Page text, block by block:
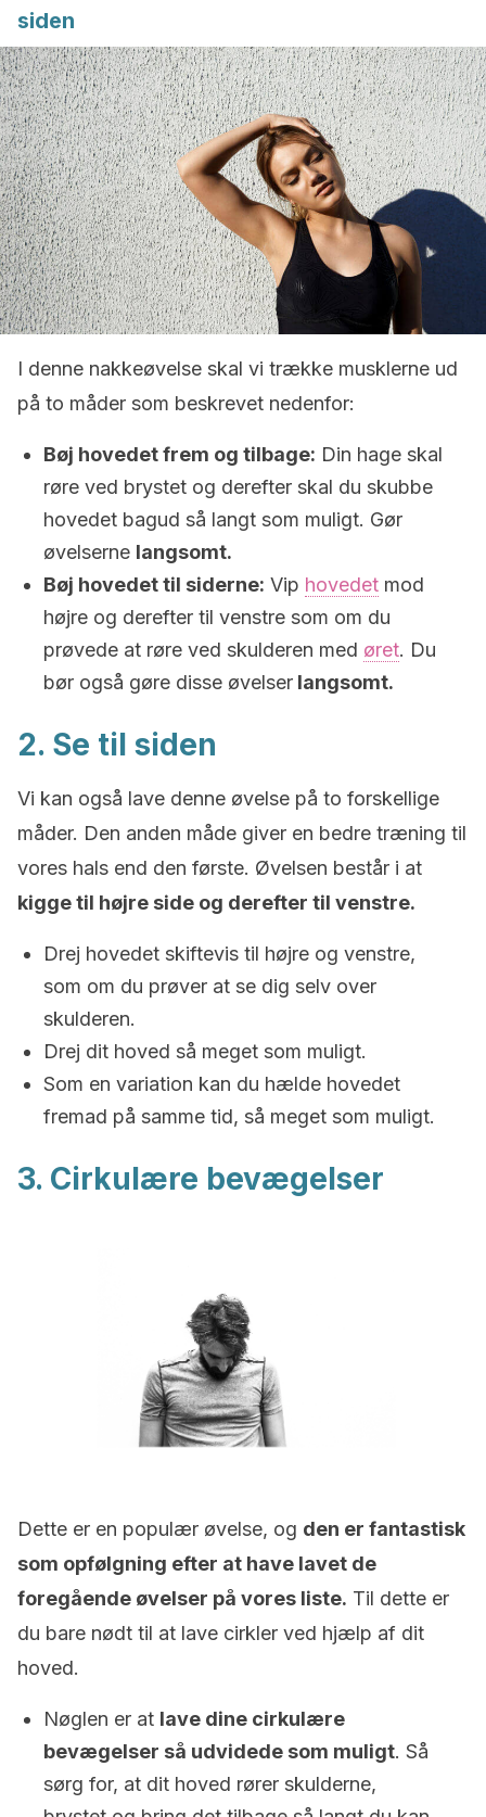
siden
I denne nakkeøvelse skal vi trække musklerne ud
på to måder som beskrevet nedenfor:
Bøj hovedet frem og tilbage: Din hage skal
røre ved brystet og derefter skal du skubbe
hovedet bagud så langt som muligt. Gør
øvelserne langsomt.
Bøj hovedet til siderne: Vip hovedet mod
højre og derefter til venstre som om du
prøvede at røre ved skulderen med øret. Du
bør også gøre disse øvelser langsomt.
2. Se til siden
Vi kan også lave denne øvelse på to forskellige
måder. Den anden måde giver en bedre træning til
vores hals end den første. Øvelsen består i at
kigge til højre side og derefter til venstre.
Drej hovedet skiftevis til højre og venstre,
som om du prøver at se dig selv over
skulderen.
Drej dit hoved så meget som muligt.
Som en variation kan du hælde hovedet
fremad på samme tid, så meget som muligt.
3. Cirkulære bevægelser
Dette er en populær øvelse, og den er fantastisk
som opfølgning efter at have lavet de
foregående øvelser på vores liste. Til dette er
du bare nødt til at lave cirkler ved hjælp af dit
hoved.
Nøglen er at lave dine cirkulære
bevægelser så udvidede som muligt. Så
sørg for, at dit hoved rører skulderne,